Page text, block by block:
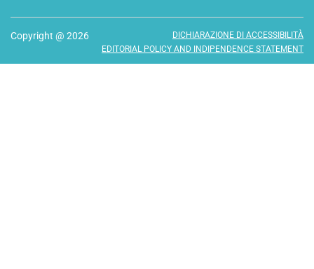
Copyright @ 2026
DICHIARAZIONE DI ACCESSIBILITÀ
EDITORIAL POLICY AND INDIPENDENCE STATEMENT